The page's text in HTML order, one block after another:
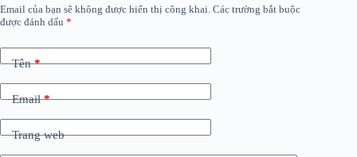
Email của bạn sẽ không được hiển thị công khai. Các trường bắt buộc
được đánh dấu *
Tên*
Email*
Trang web